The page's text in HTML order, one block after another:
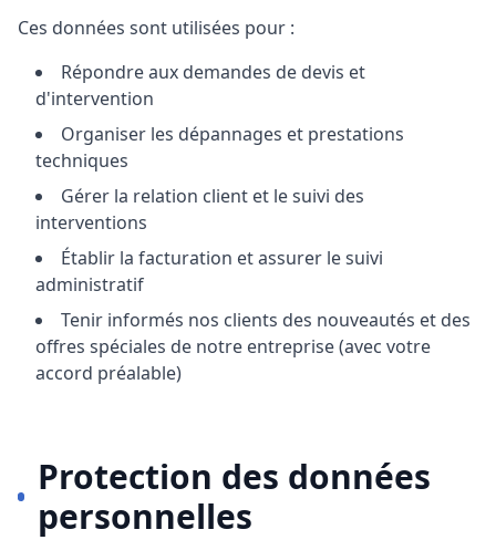
Ces données sont utilisées pour :
Répondre aux demandes de devis et
d'intervention
Organiser les dépannages et prestations
techniques
Gérer la relation client et le suivi des
interventions
Établir la facturation et assurer le suivi
administratif
Tenir informés nos clients des nouveautés et des
offres spéciales de notre entreprise (avec votre
accord préalable)
Protection des données
personnelles